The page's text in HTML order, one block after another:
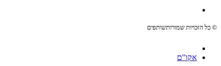
© כל הזכויות שמורותשותפים
אקו"ם